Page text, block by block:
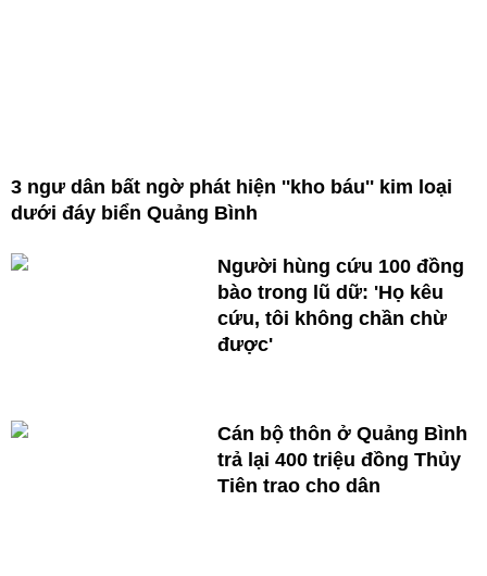
3 ngư dân bất ngờ phát hiện ''kho báu'' kim loại
dưới đáy biển Quảng Bình
Người hùng cứu 100 đồng
bào trong lũ dữ: 'Họ kêu
cứu, tôi không chần chừ
được'
Cán bộ thôn ở Quảng Bình
trả lại 400 triệu đồng Thủy
Tiên trao cho dân